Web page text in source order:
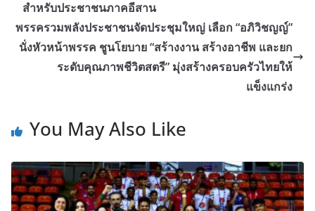
สำหรับประชาชนภาคอีสาน
พรรครวมพลังประชาชนจัดประชุมใหญ่ เลือก “อภิวิชญญ์”
นั่งหัวหน้าพรรค ชูนโยบาย “สร้างงาน สร้างอาชีพ และยก
ระดับคุณภาพชีวิตสตรี” มุ่งสร้างครอบครัวไทยให้
แข็งแกร่ง
You May Also Like